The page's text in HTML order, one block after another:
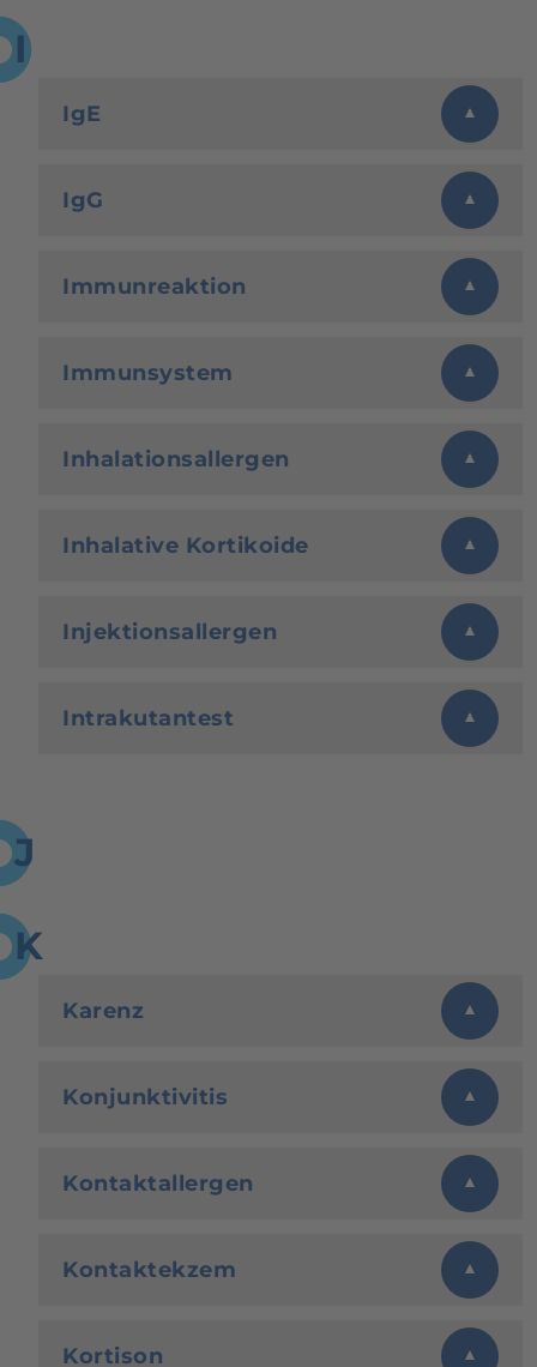
I
IgE
IgG
Immunreaktion
Immunsystem
Inhalationsallergen
Inhalative Kortikoide
Injektionsallergen
Intrakutantest
J
K
Karenz
Konjunktivitis
Kontaktallergen
Kontaktekzem
Kortison